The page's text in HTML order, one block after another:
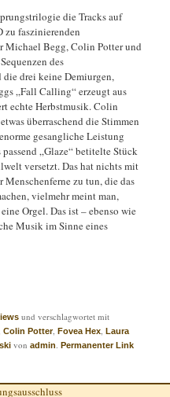
die Tracks auf
zu faszinierenden
Michael Begg, Colin Potter und
des
die drei keine Demiurgen,
„Fall Calling“ erzeugt aus
echte Herbstmusik. Colin
überraschend die Stimmen
gesangliche Leistung
„Glaze“ betitelte Stück
versetzt. Das hat nichts mit
zu tun, die das
vielmehr meint man,
Orgel. Das ist – ebenso wie
Musik im Sinne eines
und verschlagwortet mit
Colin Potter,Fovea Hex,Laura
vonadmin.Permanenter Link